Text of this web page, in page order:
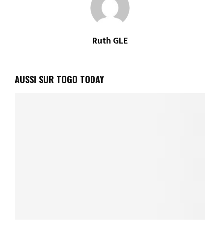
Ruth GLE
AUSSI SUR TOGO TODAY